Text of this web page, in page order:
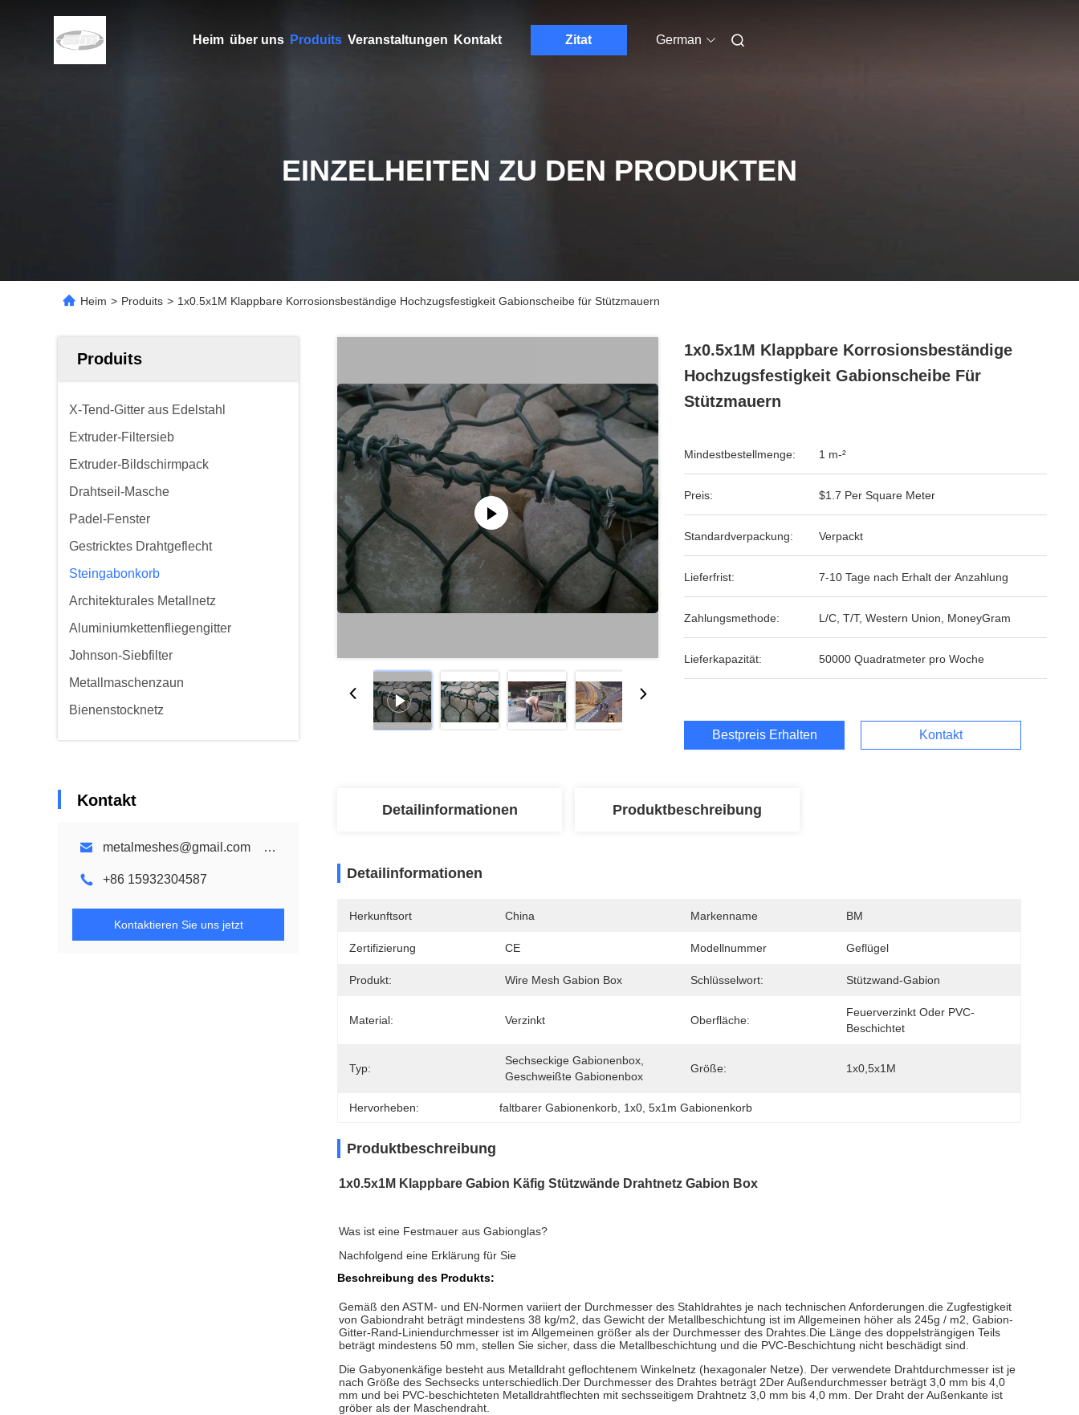
Heim über uns Produits Veranstaltungen Kontakt Zitat German
EINZELHEITEN ZU DEN PRODUKTEN
Heim > Produits > 1x0.5x1M Klappbare Korrosionsbeständige Hochzugsfestigkeit Gabionscheibe für Stützmauern
Produits
X-Tend-Gitter aus Edelstahl
Extruder-Filtersieb
Extruder-Bildschirmpack
Drahtseil-Masche
Padel-Fenster
Gestricktes Drahtgeflecht
Steingabonkorb
Architekturales Metallnetz
Aluminiumkettenfliegengitter
Johnson-Siebfilter
Metallmaschenzaun
Bienenstocknetz
Kontakt
metalmeshes@gmail.com karen@bmmetalmesh.com
+86 15932304587
Kontaktieren Sie uns jetzt
1x0.5x1M Klappbare Korrosionsbeständige
Hochzugsfestigkeit Gabionscheibe Für
Stützmauern
Mindestbestellmenge: 1 m-²
Preis: $1.7 Per Square Meter
Standardverpackung: Verpackt
Lieferfrist: 7-10 Tage nach Erhalt der Anzahlung
Zahlungsmethode: L/C, T/T, Western Union, MoneyGram
Lieferkapazität: 50000 Quadratmeter pro Woche
Bestpreis Erhalten Kontakt
Detailinformationen Produktbeschreibung
Detailinformationen
Herkunftsort China Markenname BM
Zertifizierung CE Modellnummer Geflügel
Produkt: Wire Mesh Gabion Box Schlüsselwort: Stützwand-Gabion
Material: Verzinkt Oberfläche:
Feuerverzinkt Oder PVC-
Beschichtet
Typ:
Sechseckige Gabionenbox,
Geschweißte Gabionenbox
Größe: 1x0,5x1M
Hervorheben: faltbarer Gabionenkorb 1x0 , 5x1m Gabionenkorb
Produktbeschreibung
1x0.5x1M Klappbare Gabion Käfig Stützwände Drahtnetz Gabion Box
Was ist eine Festmauer aus Gabionglas?
Nachfolgend eine Erklärung für Sie
Beschreibung des Produkts:
Gemäß den ASTM- und EN-Normen variiert der Durchmesser des Stahldrahtes je nach technischen Anforderungen.die Zugfestigkeit
von Gabiondraht beträgt mindestens 38 kg/m2, das Gewicht der Metallbeschichtung ist im Allgemeinen höher als 245g / m2, Gabion-
Gitter-Rand-Liniendurchmesser ist im Allgemeinen größer als der Durchmesser des Drahtes.Die Länge des doppelsträngigen Teils
beträgt mindestens 50 mm, stellen Sie sicher, dass die Metallbeschichtung und die PVC-Beschichtung nicht beschädigt sind.
Die Gabyonenkäfige besteht aus Metalldraht geflochtenem Winkelnetz (hexagonaler Netze). Der verwendete Drahtdurchmesser ist je
nach Größe des Sechsecks unterschiedlich.Der Durchmesser des Drahtes beträgt 2Der Außendurchmesser beträgt 3,0 mm bis 4,0
mm und bei PVC-beschichteten Metalldrahtflechten mit sechsseitigem Drahtnetz 3,0 mm bis 4,0 mm. Der Draht der Außenkante ist
gröber als der Maschendraht.